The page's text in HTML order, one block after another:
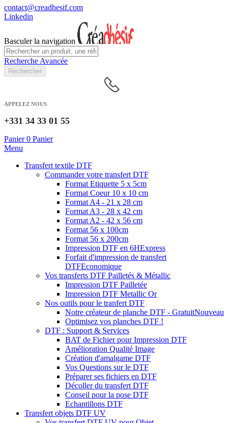
contact@creadhesif.com
Linkedin
Basculer la navigation
Recherche Avancée
Rechercher
APPELEZ NOUS
+331 34 33 01 55
Panier 0 Panier
Menu
Transfert textile DTF
Commander votre transfert DTF
Format Etiquette 5 x 5cm
Format Coeur 10 x 10 cm
Format A4 - 21 x 28 cm
Format A3 - 28 x 42 cm
Format A2 - 42 x 56 cm
Format 56 x 100cm
Format 56 x 200cm
Impression DTF en 6HExpress
Forfait d'impression de transfert
DTFEconomique
Vos transferts DTF Pailletés & Métallic
Impression DTF Pailletée
Impression DTF Metallic Or
Nos outils pour le tranfert DTF
Notre créateur de planche DTF - GratuitNouveau
Optimisez vos planches DTF !
DTF : Support & Services
BAT de Fichier pour Impression DTF
Amélioration Qualité Image
Création d'amalgame DTF
Vos Questions sur le DTF
Préparer ses fichiers en DTF
Décoller du transfert DTF
Conseil pour la pose DTF
Echantillons DTF
Transfert objets DTF UV